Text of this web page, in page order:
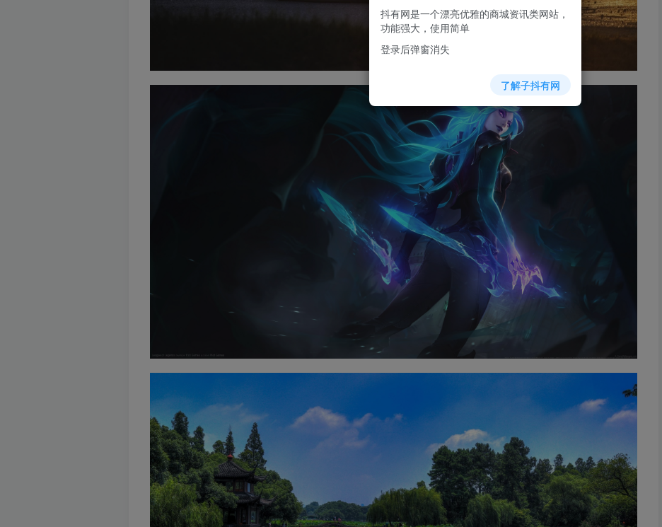
抖有网是一个漂亮优雅的商城资讯类网站，
功能强大，使用简单
登录后弹窗消失
了解子抖有网